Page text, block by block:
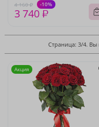
4 160 ₽ -10%
3 740 ₽
Страница: 3/4. Вы
Акция